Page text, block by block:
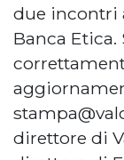
due incontri
Banca
direttore di